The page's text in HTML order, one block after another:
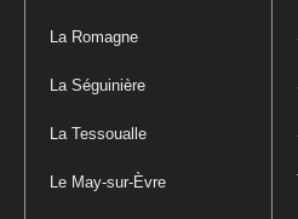
La Romagne
La Séguinière
La Tessoualle
Le May-sur-Èvre